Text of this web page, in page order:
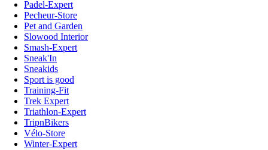
Padel-Expert
Pecheur-Store
Pet and Garden
Slowood Interior
Smash-Expert
Sneak'In
Sneakids
Sport is good
Training-Fit
Trek Expert
Triathlon-Expert
TripnBikers
Vélo-Store
Winter-Expert